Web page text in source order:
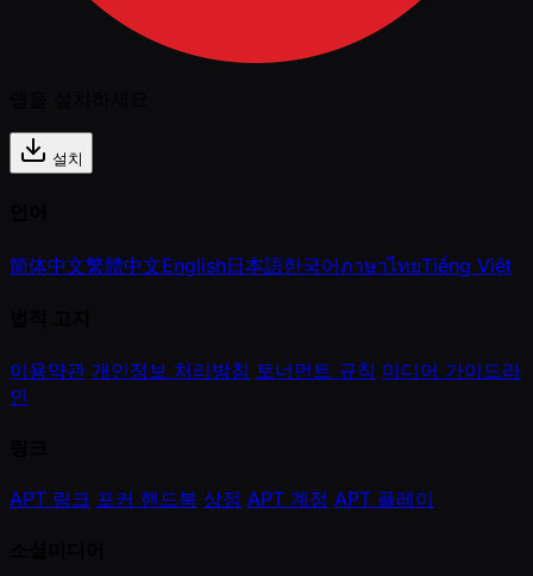
설치
简体中文繁體中文English日本語한국어ภาษาไทยTiếng Việt
이용약관 개인정보 처리방침 토너먼트 규칙 미디어 가이드라
인
APT 링크 포커 핸드북 상점 APT 계정 APT 플레이